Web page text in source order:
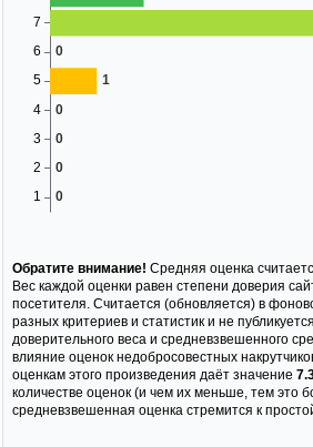
Обратите внимание! Средняя оценка
Вес каждой оценки равен степени доверия
посетителя. Считается (обновляется) в
разных критериев и статистик и не
доверительного веса и средневзвешенного
влияние оценок недобросовестных
оценкам этого произведения даёт значение
количестве оценок (и чем их меньше, тем это
средневзвешенная оценка стремится к